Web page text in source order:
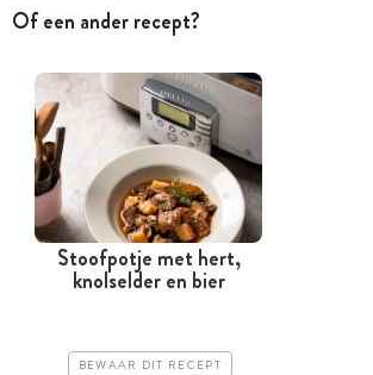
Of een ander recept?
Stoofpotje met hert,
knolselder en bier
BEWAAR DIT RECEPT